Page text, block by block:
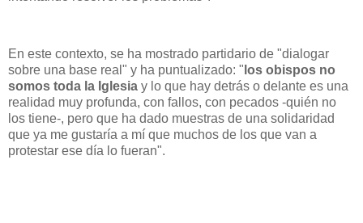
En este contexto, se ha mostrado partidario de "dialogar
sobre una base real" y ha puntualizado: " los obispos no
somos toda la Iglesia y lo que hay detrás o delante es una
realidad muy profunda, con fallos, con pecados -quién no
los tiene-, pero que ha dado muestras de una solidaridad
que ya me gustaría a mí que muchos de los que van a
protestar ese día lo fueran".